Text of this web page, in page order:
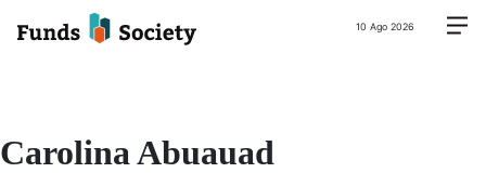
10 Ago 2026
Carolina Abuauad